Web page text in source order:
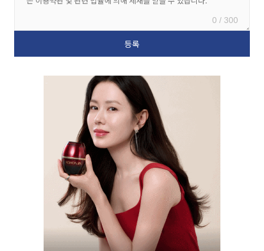
0 / 300